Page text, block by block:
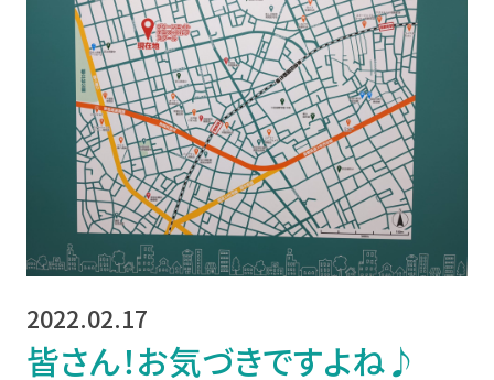
2022.02.17
皆さん！お気づきですよね♪